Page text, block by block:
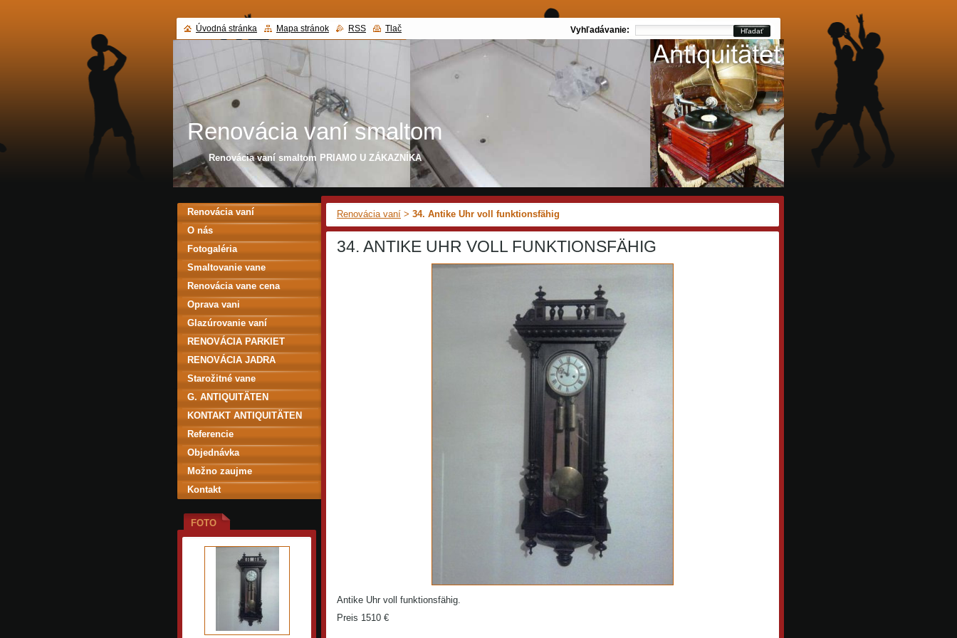
Renovácia vaní smaltom
Renovácia vaní smaltom PRIAMO U ZÁKAZNÍKA
Renovácia vaní > 34. Antike Uhr voll funktionsfähig
34. ANTIKE UHR VOLL FUNKTIONSFÄHIG
Antike Uhr voll funktionsfähig.
Preis 1510 €
Renovácia vaní
O nás
Fotogaléria
Smaltovanie vane
Renovácia vane cena
Oprava vani
Glazúrovanie vaní
RENOVÁCIA PARKIET
RENOVÁCIA JADRA
Starožitné vane
G. ANTIQUITÄTEN
KONTAKT ANTIQUITÄTEN
Referencie
Objednávka
Možno zaujme
Kontakt
FOTO
Úvodná stránka Mapa stránok RSS Tlač Vyhľadávanie: Hľadať